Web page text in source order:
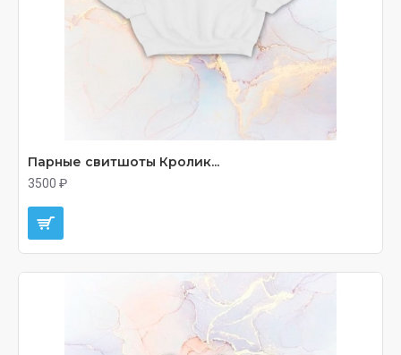
Парные свитшоты Кролик...
3500 ₽